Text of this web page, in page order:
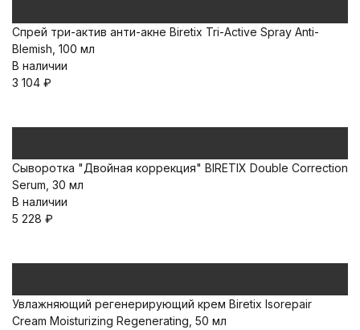
Спрей три-актив анти-акне Biretix Tri-Active Spray Anti-
Blemish, 100 мл
В наличии
3 104 ₽
Сыворотка "Двойная коррекция" BIRETIX Double Correction
Serum, 30 мл
В наличии
5 228 ₽
Увлажняющий регенерирующий крем Biretix Isorepair
Cream Moisturizing Regenerating, 50 мл